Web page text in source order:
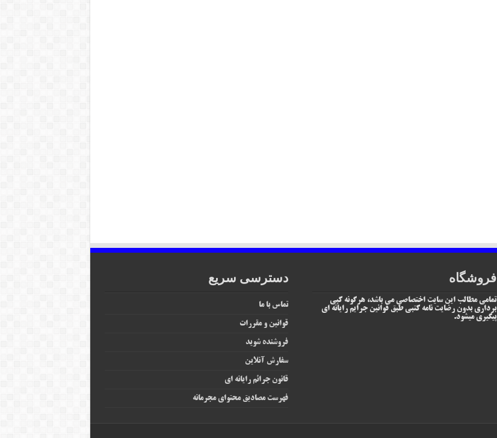
فروشگاه
تمامی مطالب این سایت اختصاصی می باشد، هرگونه کپی
برداری بدون رضایت نامه کتبی طبق قوانین جرایم رایانه ای
پیگیری میشود.
دسترسی سریع
تماس با ما
قوانین و مقررات
فروشنده شوید
سفارش آنلاین
قانون جرائم رایانه‌ ای
فهرست مصادیق محتوای مجرمانه